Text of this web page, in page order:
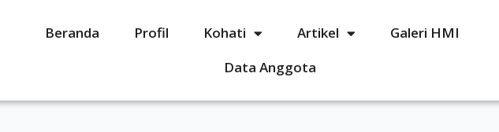
Beranda Profil Kohati Artikel
Galeri HMI
Data Anggota